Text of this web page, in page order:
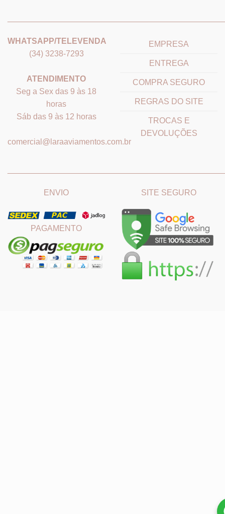
WHATSAPP/TELEVENDA
(34) 3238-7293
ATENDIMENTO
Seg a Sex das 9 às 18
horas
Sáb das 9 às 12 horas
comercial@laraaviamentos.com.br
EMPRESA
ENTREGA
COMPRA SEGURO
REGRAS DO SITE
TROCAS E
DEVOLUÇÕES
ENVIO
PAGAMENTO
SITE SEGURO